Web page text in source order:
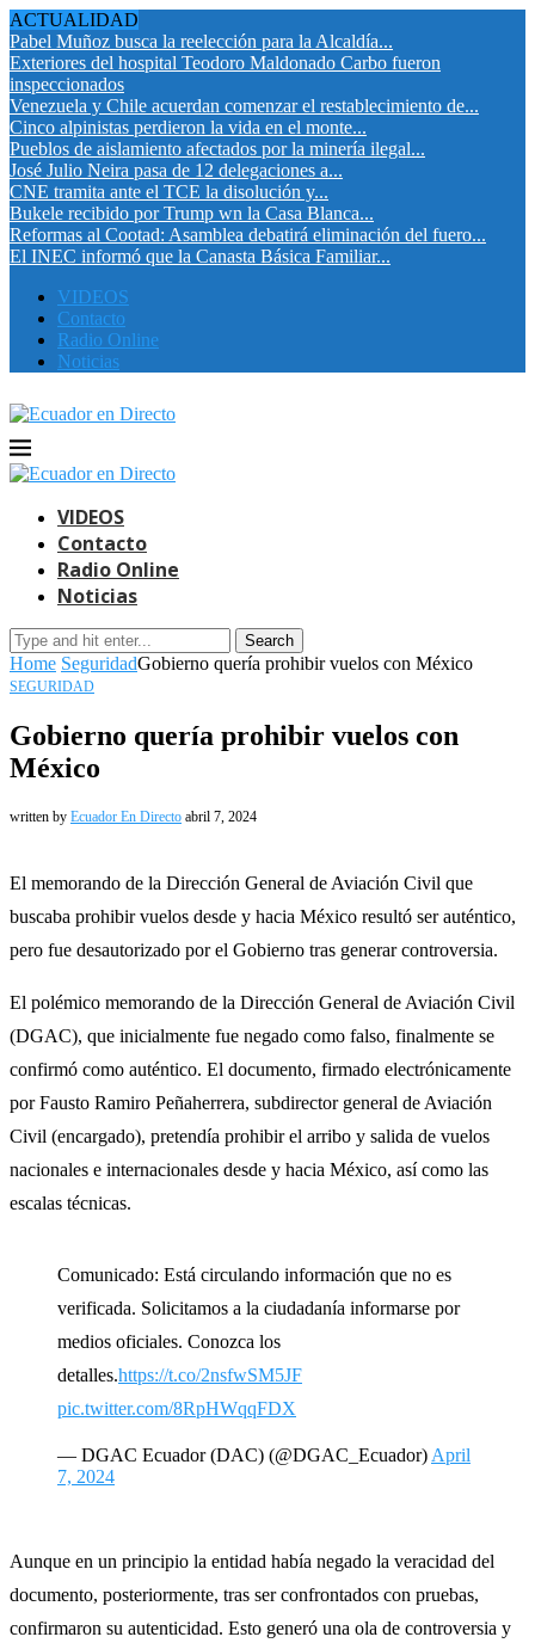
ACTUALIDAD
Pabel Muñoz busca la reelección para la Alcaldía...
Exteriores del hospital Teodoro Maldonado Carbo fueron
inspeccionados
Venezuela y Chile acuerdan comenzar el restablecimiento de...
Cinco alpinistas perdieron la vida en el monte...
Pueblos de aislamiento afectados por la minería ilegal...
José Julio Neira pasa de 12 delegaciones a...
CNE tramita ante el TCE la disolución y...
Bukele recibido por Trump wn la Casa Blanca...
Reformas al Cootad: Asamblea debatirá eliminación del fuero...
El INEC informó que la Canasta Básica Familiar...
VIDEOS
Contacto
Radio Online
Noticias
VIDEOS
Contacto
Radio Online
Noticias
Search
Home SeguridadGobierno quería prohibir vuelos con México
SEGURIDAD
Gobierno quería prohibir vuelos con
México
written by Ecuador En Directo abril 7, 2024
El memorando de la Dirección General de Aviación Civil que
buscaba prohibir vuelos desde y hacia México resultó ser auténtico,
pero fue desautorizado por el Gobierno tras generar controversia.
El polémico memorando de la Dirección General de Aviación Civil
(DGAC), que inicialmente fue negado como falso, finalmente se
confirmó como auténtico. El documento, firmado electrónicamente
por Fausto Ramiro Peñaherrera, subdirector general de Aviación
Civil (encargado), pretendía prohibir el arribo y salida de vuelos
nacionales e internacionales desde y hacia México, así como las
escalas técnicas.
Comunicado: Está circulando información que no es
verificada. Solicitamos a la ciudadanía informarse por
medios oficiales. Conozca los
detalles.https://t.co/2nsfwSM5JF
pic.twitter.com/8RpHWqqFDX
— DGAC Ecuador (DAC) (@DGAC_Ecuador) April
7, 2024
Aunque en un principio la entidad había negado la veracidad del
documento, posteriormente, tras ser confrontados con pruebas,
confirmaron su autenticidad. Esto generó una ola de controversia y